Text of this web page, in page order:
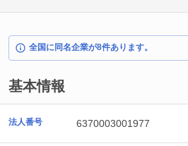
全国に同名企業が8件あります。
基本情報
法人番号 6370003001977